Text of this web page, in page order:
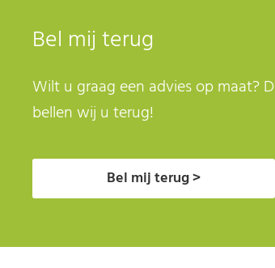
Bel mij terug
Wilt u graag een advies op maat?
bellen wij u terug!
Bel mij terug >